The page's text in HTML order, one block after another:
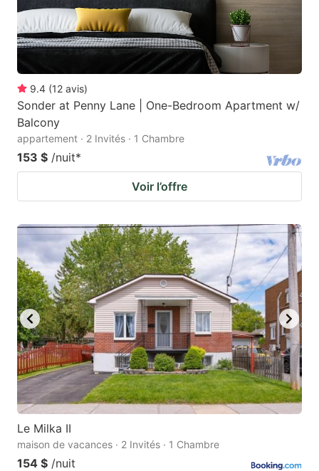
9.4 (12 avis)
Sonder at Penny Lane | One-Bedroom Apartment w/
Balcony
appartement · 2 Invités · 1 Chambre
153 $ /nuit*
Voir l’offre
Le Milka II
maison de vacances · 2 Invités · 1 Chambre
154 $ /nuit